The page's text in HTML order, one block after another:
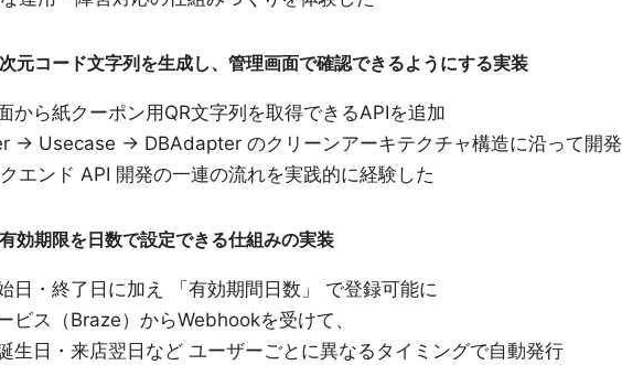
元コード文字列を生成し、管理画面で確認できるようにする実装
から紙クーポン用QR文字列を取得できるAPIを追加
→ Usecase → DBAdapter のクリーンアーキテクチャ構造に沿って開発
エンド API 開発の一連の流れを実践的に経験した
効期限を日数で設定できる仕組みの実装
日・終了日に加え 「有効期間日数」 で登録可能に
ビス（Braze）からWebhookを受けて、
生日・来店翌日など ユーザーごとに異なるタイミングで自動発行